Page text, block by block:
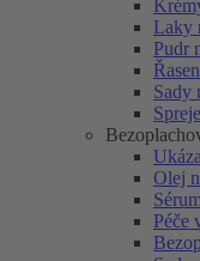
Laky
Pudr
Sady
Olej
Péče